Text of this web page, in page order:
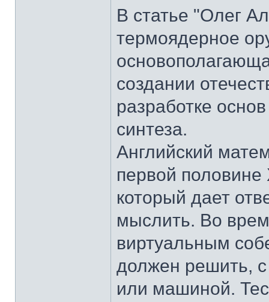
В статье "Олег
термоядерное
создании
разработке
синтеза.
Английский
первой
который дает
мыслить. Во
виртуальным
должен решить, с
или машиной.